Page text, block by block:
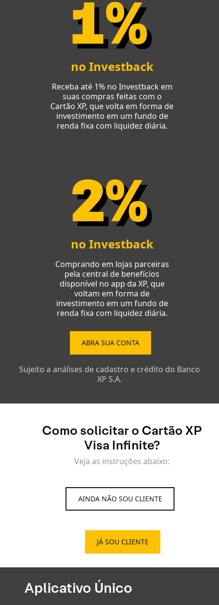
no Investback
Receba até 1% no Investback em
suas compras feitas com o
Cartão XP, que volta em forma de
investimento em um fundo de
renda fixa com liquidez diária.
no Investback
Comprando em lojas parceiras
pela central de benefícios
disponível no app da XP, que
voltam em forma de
investimento em um fundo de
renda fixa com liquidez diária.
ABRA SUA CONTA
Sujeito a análises de cadastro e crédito do Banco
XP S.A.
Como solicitar o Cartão XP
Visa Infinite?
Veja as instruções abaixo:
AINDA NÃO SOU CLIENTE
JÁ SOU CLIENTE
Aplicativo Único